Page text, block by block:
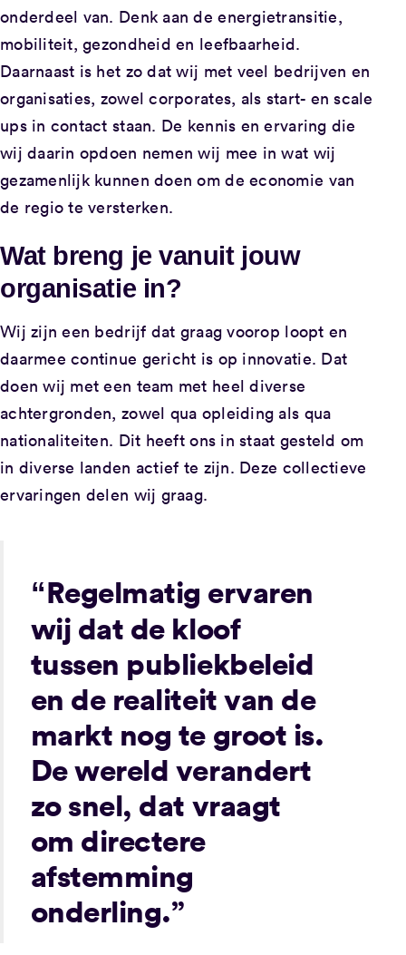
onderdeel van. Denk aan de energietransitie,
mobiliteit, gezondheid en leefbaarheid.
Daarnaast is het zo dat wij met veel bedrijven en
organisaties, zowel corporates, als start- en scale
ups in contact staan. De kennis en ervaring die
wij daarin opdoen nemen wij mee in wat wij
gezamenlijk kunnen doen om de economie van
de regio te versterken.
Wat breng je vanuit jouw
organisatie in?
Wij zijn een bedrijf dat graag voorop loopt en
daarmee continue gericht is op innovatie. Dat
doen wij met een team met heel diverse
achtergronden, zowel qua opleiding als qua
nationaliteiten. Dit heeft ons in staat gesteld om
in diverse landen actief te zijn. Deze collectieve
ervaringen delen wij graag.
“Regelmatig ervaren
wij dat de kloof
tussen publiekbeleid
en de realiteit van de
markt nog te groot is.
De wereld verandert
zo snel, dat vraagt
om directere
afstemming
onderling.”